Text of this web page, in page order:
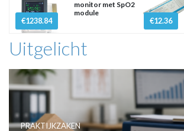
€1238.84
monitor met SpO2
module
€12.36
Uitgelicht
PRAKTIJKZAKEN